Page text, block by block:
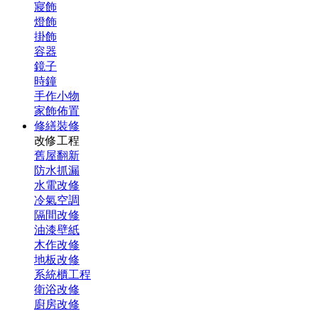
寢飾
燈飾
掛飾
容器
鏡子
時鐘
手作小物
家飾佈置
修繕裝修
改修工程
舊屋翻新
防水抓漏
水電改修
冷氣空調
隔間改修
油漆壁紙
木作改修
地板改修
系統櫃工程
衛浴改修
廚房改修